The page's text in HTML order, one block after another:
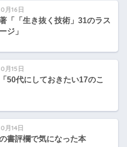
月16日
「「生き抜く技術」31のラス
ジ」
月15日
50代にしておきたい17のこ
月14日
書評欄で気になった本